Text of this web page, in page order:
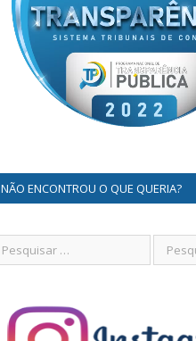
NÃO ENCONTROU O QUE QUERIA?